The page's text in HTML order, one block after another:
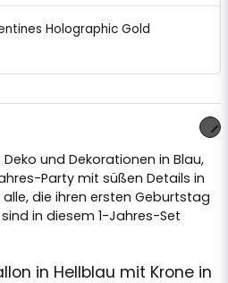
Holographic Gold
und Dekorationen in Blau,
Party mit süßen Details in
die ihren ersten Geburtstag
in diesem 1-Jahres-Set
in Hellblau mit Krone in